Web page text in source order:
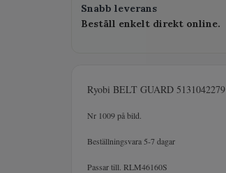
Snabb leverans
Beställ enkelt direkt online.
Ryobi BELT GUARD 5131042279
Nr 1009 på bild.
Beställningsvara 5-7 dagar
Passar till. RLM46160S